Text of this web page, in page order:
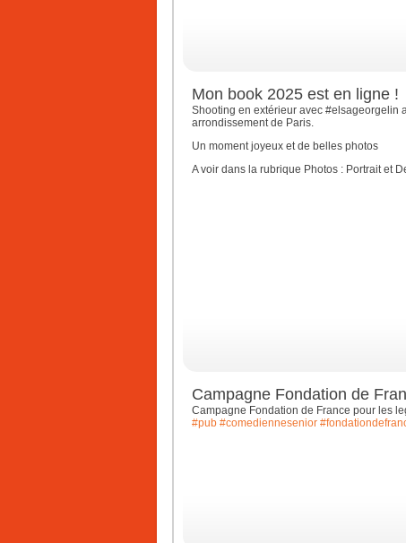
Mon book 2025 est en ligne !
Shooting en extérieur avec #elsageorgelin
arrondissement de Paris.
Un moment joyeux et de belles photos
A voir dans la rubrique Photos : Portrait et
Campagne Fondation de
Campagne Fondation de France pour les
#pub #comediennesenior